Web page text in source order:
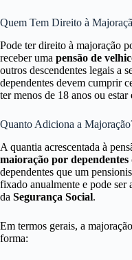
Quem Tem Direito à
Pode ter direito à majoração
receber uma pensão de
outros descendentes legais a
dependentes devem cumprir
ter menos de 18 anos ou
Quanto Adiciona a
A quantia acrescentada à
maioração por dependentes
dependentes que um
fixado anualmente e pode ser
da Segurança Social.
Em termos gerais, a
forma: